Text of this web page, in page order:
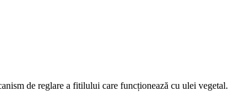
de reglare a fitilului care funcționează cu ulei vegetal.